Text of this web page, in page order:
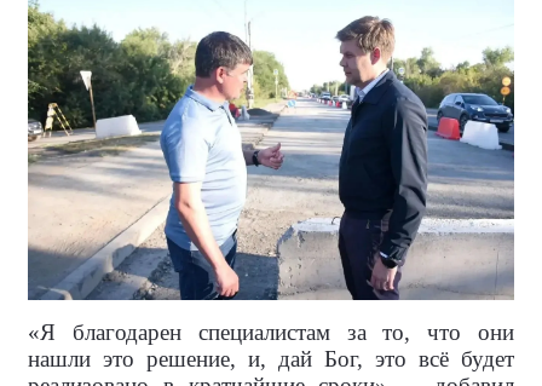
«Я благодарен специалистам за то, что они
нашли это решение, и, дай Бог, это всё будет